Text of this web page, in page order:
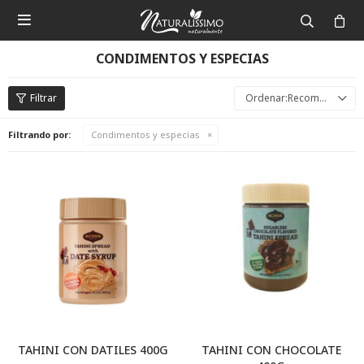

CONDIMENTOS Y ESPECIAS
Recomendados
Filtrando por: Condimentos y especias
TAHINI CON DATILES 400G
TAHINI CON CHOCOLATE